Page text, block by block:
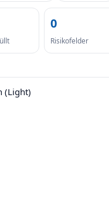
0
Risikofelder
(Light)